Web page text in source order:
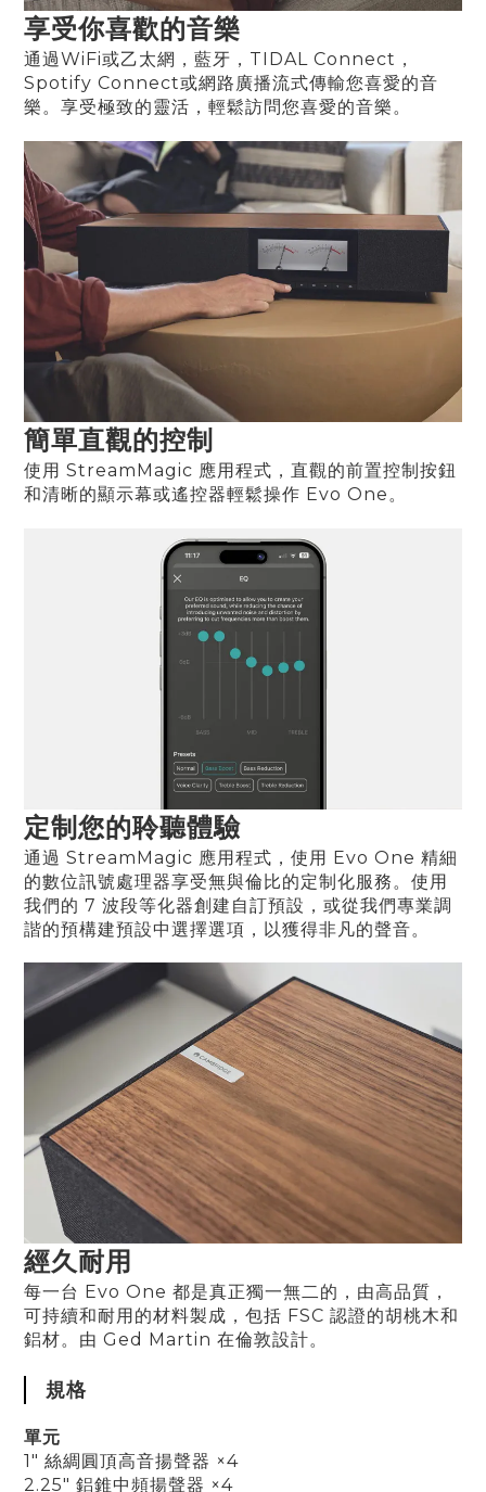
享受你喜歡的音樂
通過WiFi或乙太網，藍牙，TIDAL Connect，
Spotify Connect或網路廣播流式傳輸您喜愛的音
樂。享受極致的靈活，輕鬆訪問您喜愛的音樂。
簡單直觀的控制
使用 StreamMagic 應用程式，直觀的前置控制按鈕
和清晰的顯示幕或遙控器輕鬆操作 Evo One。
定制您的聆聽體驗
通過 StreamMagic 應用程式，使用 Evo One 精細
的數位訊號處理器享受無與倫比的定制化服務。使用
我們的 7 波段等化器創建自訂預設，或從我們專業調
諧的預構建預設中選擇選項，以獲得非凡的聲音。
經久耐用
每一台 Evo One 都是真正獨一無二的，由高品質，
可持續和耐用的材料製成，包括 FSC 認證的胡桃木和
鋁材。由 Ged Martin 在倫敦設計。
規格
單元
1" 絲綢圓頂高音揚聲器 ×4
2.25" 鋁錐中頻揚聲器 ×4